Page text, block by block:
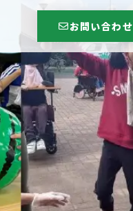
お問い合わせ